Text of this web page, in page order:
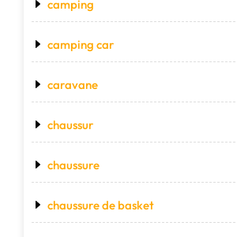
camping
camping car
caravane
chaussur
chaussure
chaussure de basket